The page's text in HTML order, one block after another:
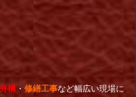
外構 ・ 修繕工事など幅広い現場に